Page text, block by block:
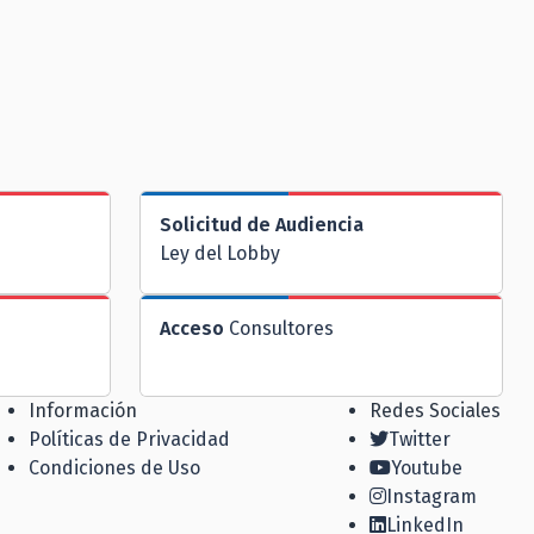
Solicitud de Audiencia
Ley del Lobby
Acceso Consultores
Información
Políticas de Privacidad
Condiciones de Uso
Redes Sociales
Twitter
Youtube
Instagram
LinkedIn